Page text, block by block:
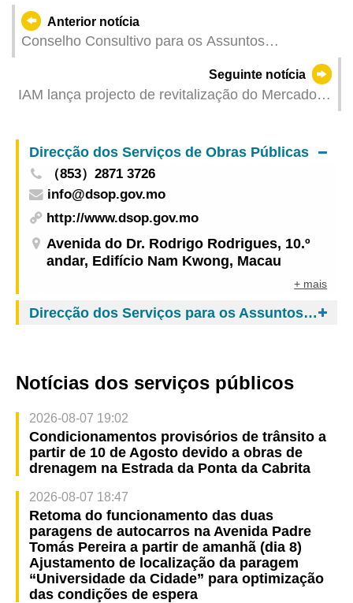
Anterior notícia
Conselho Consultivo para os Assuntos
Comunitários concordam com plano de
revitalização do Mercado Tamagnini Barbosa e
Exploração
Seguinte notícia
IAM lança projecto de revitalização do Mercado
espaço e adicionando um centro de comidas
Direcção dos Serviços de Obras Públicas
（853）2871 3726
info@dsop.gov.mo
http://www.dsop.gov.mo
Avenida do Dr. Rodrigo Rodrigues, 10.º
andar, Edifício Nam Kwong, Macau
+ mais
Direcção dos Serviços para os Assuntos de Tráfego
Notícias dos serviços públicos
2026-08-07 19:02
Condicionamentos provisórios de trânsito a
partir de 10 de Agosto devido a obras de
drenagem na Estrada da Ponta da Cabrita
2026-08-07 18:47
Retoma do funcionamento das duas
paragens de autocarros na Avenida Padre
Tomás Pereira a partir de amanhã (dia 8)
Ajustamento de localização da paragem
“Universidade da Cidade” para optimização
das condições de espera